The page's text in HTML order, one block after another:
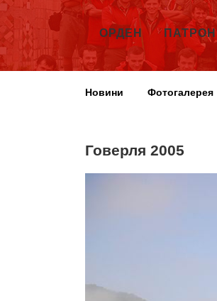
ОРДЕН ПАТРОН
Новини Фотогалерея
Говерля 2005